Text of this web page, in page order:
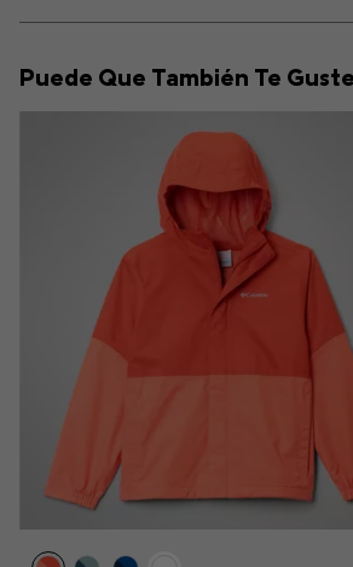
Puede Que También Te